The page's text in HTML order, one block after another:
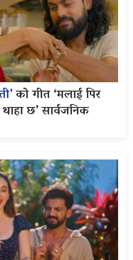
को गीत ‘मलाई पिर
छ’ सार्वजनिक